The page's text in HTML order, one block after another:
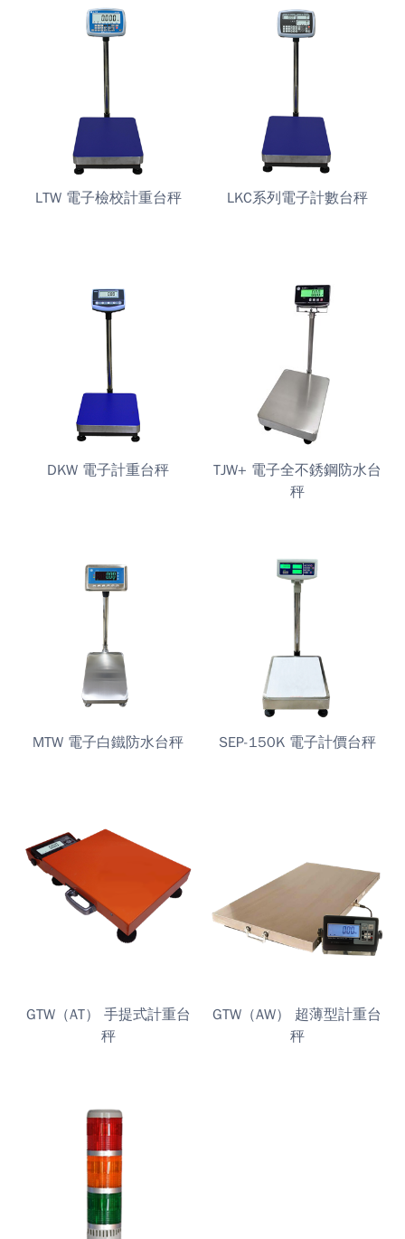
LTW 電子檢校計重台秤 LKC系列電子計數台秤
DKW 電子計重台秤
TJW+ 電子全不銹鋼防水台
秤
MTW 電子白鐵防水台秤 SEP-150K 電子計價台秤
GTW（AT） 手提式計重台
秤
GTW（AW） 超薄型計重台
秤